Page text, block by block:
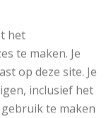
het
te maken. Je
op deze site. Je
inclusief het
te maken